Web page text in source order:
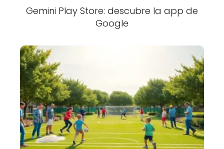
Gemini Play Store: descubre la app de
Google